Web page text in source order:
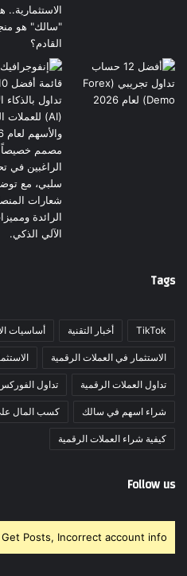
Tags
TikTok أخبار التقنية أساسيات
الاستثمار في العملات الرقمية
تداول العملات الرقمية تداول
شراء اسهم في سالك كسب المال
كيفية شراء العملات الرقمية
Follow us
Posts, Incorrect account info.